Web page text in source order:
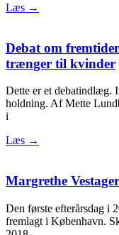
Læs →
Debat om
trænger til kvinder
Dette er et debatindlæg.
holdning. Af Mette
i
Læs →
Margrethe
Den første efterårsdag i
fremlagt i København.